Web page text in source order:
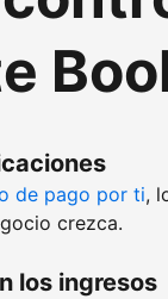
de pago por ti,
crezca.
los ingresos